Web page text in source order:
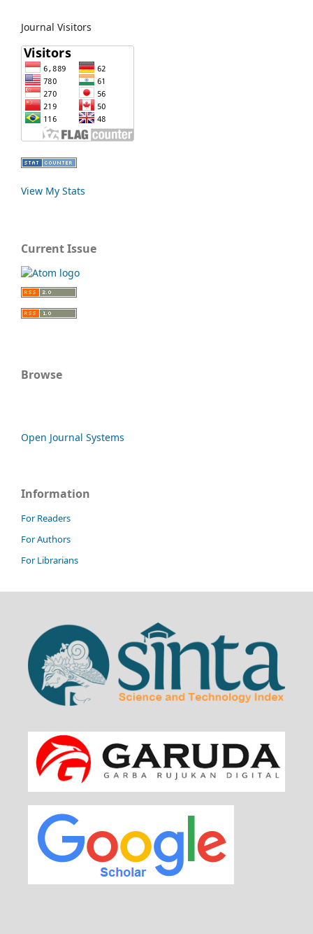
Journal Visitors
View My Stats
Current Issue
Browse
Open Journal Systems
Information
For Readers
For Authors
For Librarians